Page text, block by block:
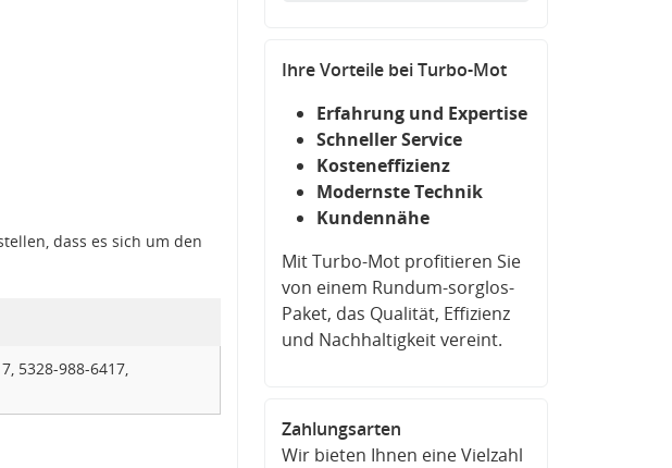
dass es sich um den
5328-988-6417,
Ihre Vorteile bei Turbo-Mot
Erfahrung und Expertise
Schneller Service
Kosteneffizienz
Modernste Technik
Kundennähe
Mit Turbo-Mot profitieren Sie
von einem Rundum-sorglos-
Paket, das Qualität, Effizienz
und Nachhaltigkeit vereint.
Zahlungsarten
Wir bieten Ihnen eine Vielzahl